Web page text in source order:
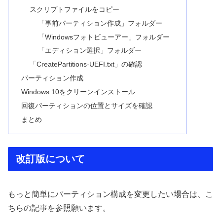
スクリプトファイルをコピー
「事前パーティション作成」フォルダー
「Windowsフォトビューアー」フォルダー
「エディション選択」フォルダー
「CreatePartitions-UEFI.txt」の確認
パーティション作成
Windows 10をクリーンインストール
回復パーティションの位置とサイズを確認
まとめ
改訂版について
もっと簡単にパーティション構成を変更したい場合は、こ
ちらの記事を参照願います。